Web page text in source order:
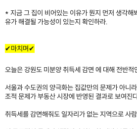
* 지금 그 집이 비어있는 이유가 뭔지 먼저 생각해
유가 해결될 가능성이 있는지 확인하라.
✔마치며✔
오늘은 강원도 미분양 취득세 감면 에 대해 전반적
서울과 수도권의 양극화는 집값만의 문제가 아니
조적 문제가 부동산 시장에 반영된 결과로 보여진
취득세를 감면해줘도 일자리가 없는 지역으로 사